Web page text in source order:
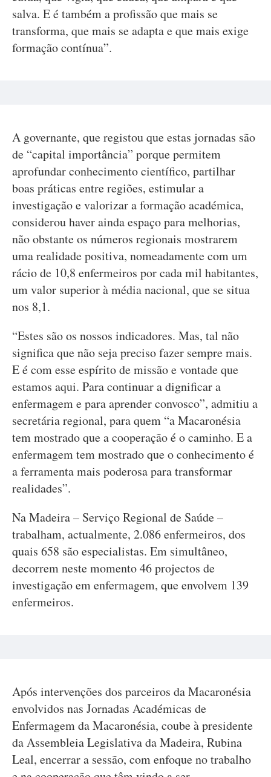
salva. E é também a profissão que mais se
transforma, que mais se adapta e que mais exige
formação contínua”.
A governante, que registou que estas jornadas são
de “capital importância” porque permitem
aprofundar conhecimento científico, partilhar
boas práticas entre regiões, estimular a
investigação e valorizar a formação académica,
considerou haver ainda espaço para melhorias,
não obstante os números regionais mostrarem
uma realidade positiva, nomeadamente com um
rácio de 10,8 enfermeiros por cada mil habitantes,
um valor superior à média nacional, que se situa
nos 8,1.
“Estes são os nossos indicadores. Mas, tal não
significa que não seja preciso fazer sempre mais.
E é com esse espírito de missão e vontade que
estamos aqui. Para continuar a dignificar a
enfermagem e para aprender convosco”, admitiu a
secretária regional, para quem “a Macaronésia
tem mostrado que a cooperação é o caminho. E a
enfermagem tem mostrado que o conhecimento é
a ferramenta mais poderosa para transformar
realidades”.
Na Madeira – Serviço Regional de Saúde –
trabalham, actualmente, 2.086 enfermeiros, dos
quais 658 são especialistas. Em simultâneo,
decorrem neste momento 46 projectos de
investigação em enfermagem, que envolvem 139
enfermeiros.
Após intervenções dos parceiros da Macaronésia
envolvidos nas Jornadas Académicas de
Enfermagem da Macaronésia, coube à presidente
da Assembleia Legislativa da Madeira, Rubina
Leal, encerrar a sessão, com enfoque no trabalho